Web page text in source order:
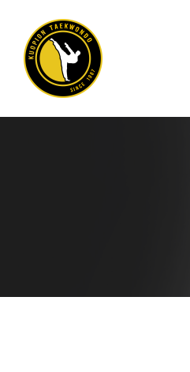
sivun
sisältöön
Kuopion Taekwondo ry